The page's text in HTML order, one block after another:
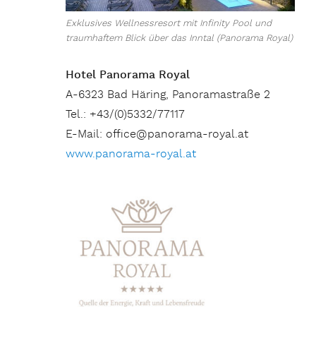
Exklusives Wellnessresort mit Infinity Pool und
traumhaftem Blick über das Inntal (Panorama Royal)
Hotel Panorama Royal
A-6323 Bad Häring, Panoramastraße 2
Tel.: +43/(0)5332/77117
E-Mail: office@panorama-royal.at
www.panorama-royal.at